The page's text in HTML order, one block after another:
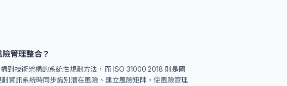
管理整合？
到技術架構的系統性規劃方法，而 ISO 31000:2018 則是國
資訊系統時同步識別潛在風險、建立風險矩陣，使風險管理